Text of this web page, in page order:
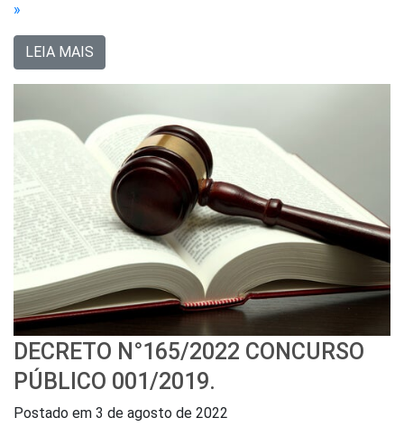
»
LEIA MAIS
DECRETO N°165/2022 CONCURSO
PÚBLICO 001/2019.
Postado em 3 de agosto de 2022